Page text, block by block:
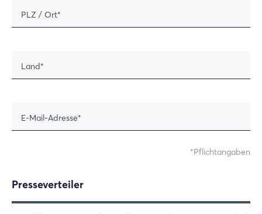
PLZ / Ort
Land
E-Mail-Adresse
Pflichtangaben
Presseverteiler